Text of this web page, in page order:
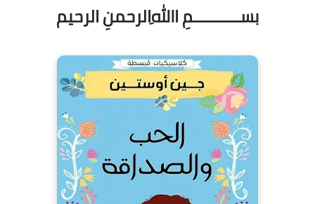
بســـــــــــمِ اﷲِالرحمنِ الرحيم